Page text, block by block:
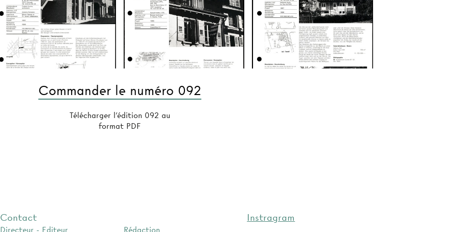
Commander le numéro 092
Télécharger l'édition 092 au
format PDF
Contact
Directeur - Editeur Rédaction
Instragram